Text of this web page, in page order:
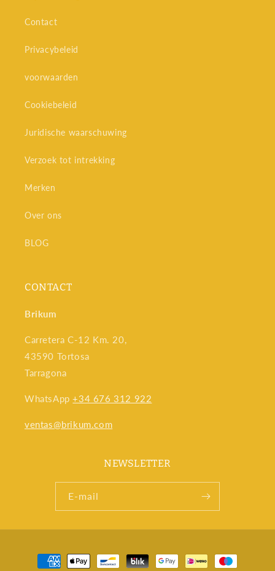
Contact
Privacybeleid
voorwaarden
Cookiebeleid
Juridische waarschuwing
Verzoek tot intrekking
Merken
Over ons
BLOG
CONTACT
Brikum
Carretera C-12 Km. 20,
43590 Tortosa
Tarragona
WhatsApp+34 676 312 922
ventas@brikum.com
NEWSLETTER
E‑mail
Betaalmethoden